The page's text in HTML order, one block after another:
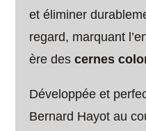
et éliminer
regard, marquant
ère descernes
Développée et
Bernard Hayot au